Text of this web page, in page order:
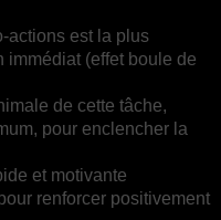
actions est la plus
immédiat (effet boule de
de cette tâche,
pour enclencher la
et motivante
renforcer positivement